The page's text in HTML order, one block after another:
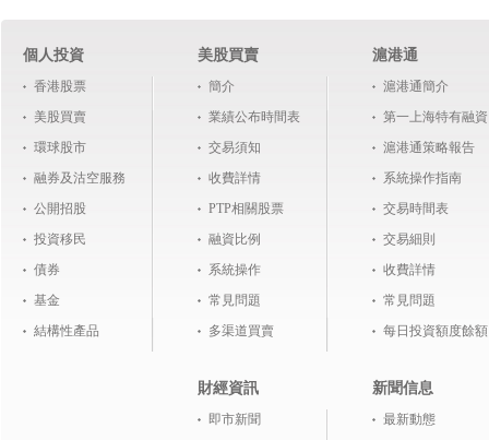
個人投資
香港股票
美股買賣
環球股市
融券及沽空服務
公開招股
投資移民
債券
基金
結構性產品
美股買賣
簡介
業績公布時間表
交易須知
收費詳情
PTP相關股票
融資比例
系統操作
常見問題
多渠道買賣
財經資訊
即市新聞
滬港通
滬港通簡介
第一上海特有融資
滬港通策略報告
系統操作指南
交易時間表
交易細則
收費詳情
常見問題
每日投資額度餘額
新聞信息
最新動態